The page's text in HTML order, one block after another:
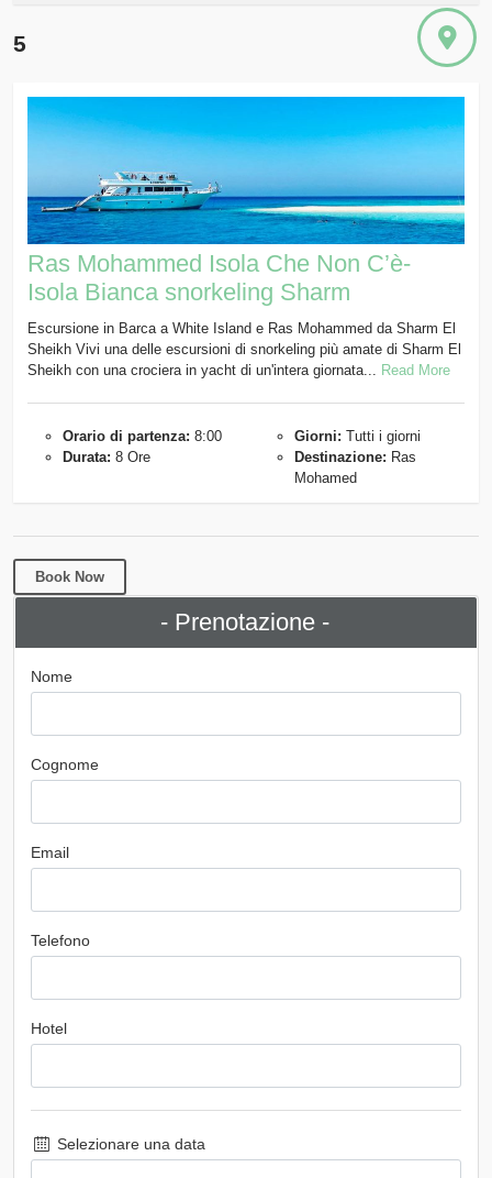
5
Ras Mohammed Isola Che Non C’è-
Isola Bianca snorkeling Sharm
Escursione in Barca a White Island e Ras Mohammed da Sharm El
Sheikh Vivi una delle escursioni di snorkeling più amate di Sharm El
Sheikh con una crociera in yacht di un'intera giornata... Read More
Orario di partenza: 8:00
Durata: 8 Ore
Giorni: Tutti i giorni
Destinazione: Ras
Mohamed
Book Now
- Prenotazione -
Nome
Cognome
Email
Telefono
Hotel
Selezionare una data